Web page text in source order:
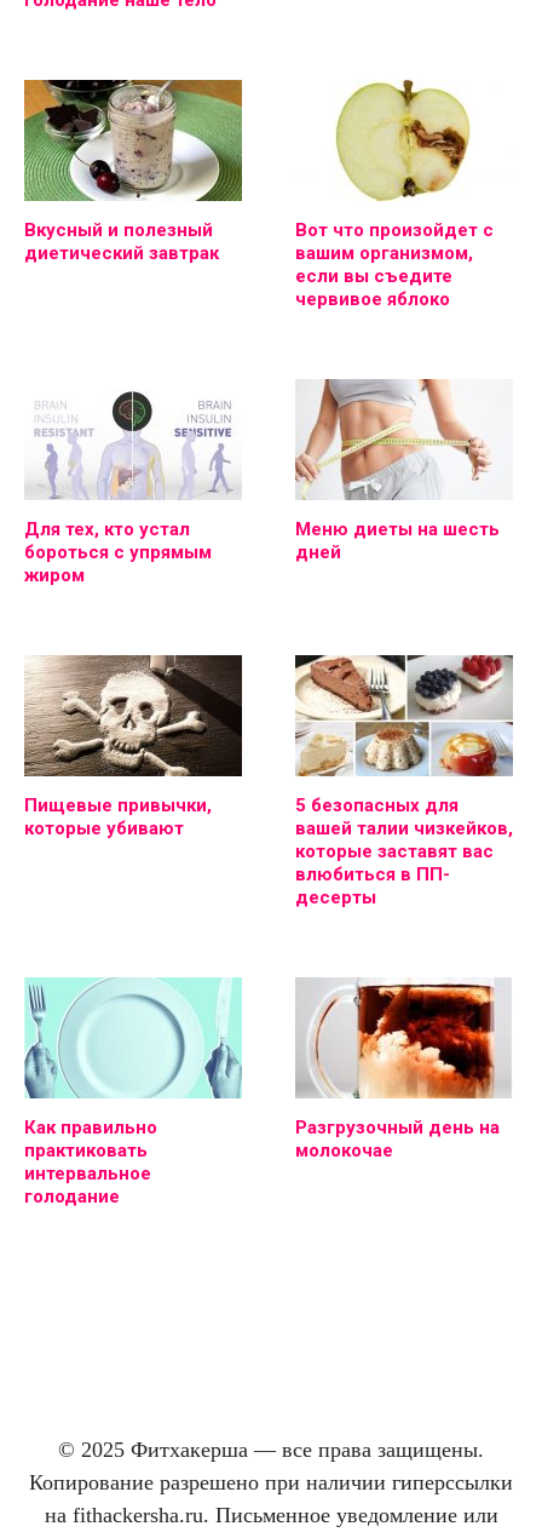
Вкусный и полезный
диетический завтрак
Вот что произойдет с
вашим организмом,
если вы съедите
червивое яблоко
Для тех, кто устал
бороться с упрямым
жиром
Меню диеты на шесть
дней
Пищевые привычки,
которые убивают
5 безопасных для
вашей талии чизкейков,
которые заставят вас
влюбиться в ПП-
десерты
Как правильно
практиковать
интервальное
голодание
Разгрузочный день на
молокочае
© 2025 Фитхакерша — все права защищены.
Копирование разрешено при наличии гиперссылки
на fithackersha.ru. Письменное уведомление или